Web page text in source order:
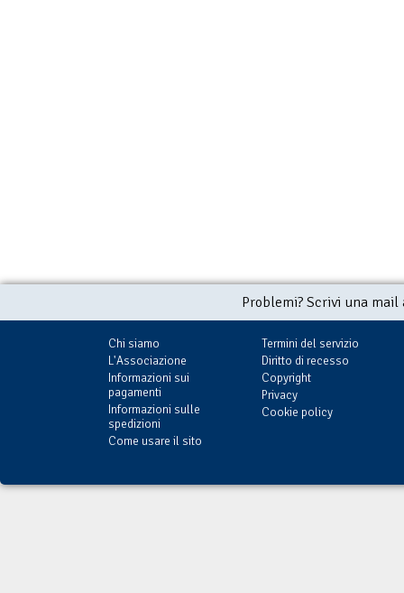
Problemi? Scrivi una
Chi siamo
L'Associazione
Informazioni sui
pagamenti
Informazioni sulle
spedizioni
Come usare il sito
Termini del servizio
Diritto di recesso
Copyright
Privacy
Cookie policy